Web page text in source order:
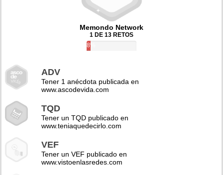
Memondo Network
1 DE 13 RETOS
8%
ADV
Tener 1 anécdota publicada en
www.ascodevida.com
TQD
Tener un TQD publicado en
www.teniaquedecirlo.com
VEF
Tener un VEF publicado en
www.vistoenlasredes.com